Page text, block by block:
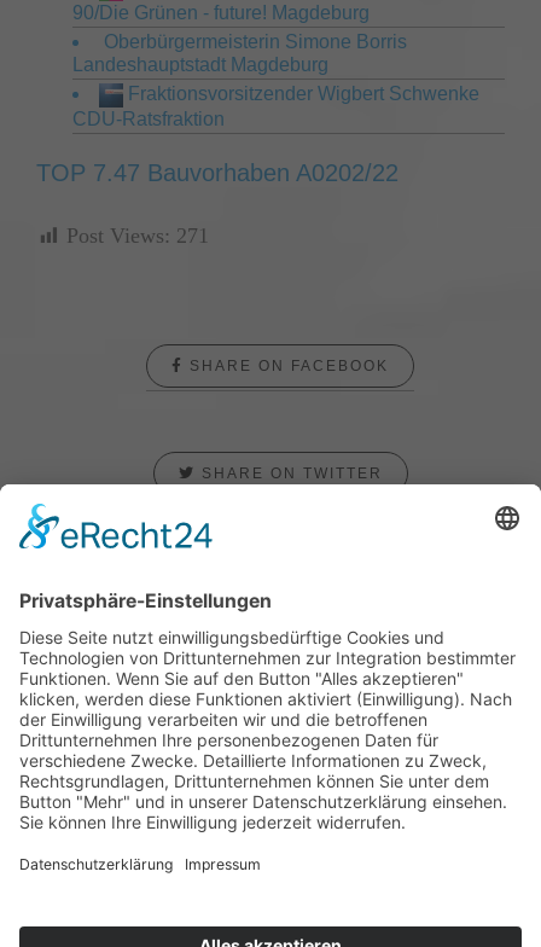
90/Die Grünen - future! Magdeburg
Oberbürgermeisterin Simone Borris
Landeshauptstadt Magdeburg
Fraktionsvorsitzender Wigbert Schwenke
CDU-Ratsfraktion
TOP 7.47 Bauvorhaben A0202/22
Post Views: 271
SHARE ON FACEBOOK
SHARE ON TWITTER